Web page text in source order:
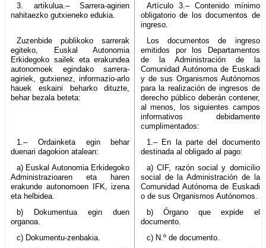
3. artikulua.– Sarrera-agirien
nahitaezko gutxieneko edukia.
Artículo 3.– Contenido mínimo
obligatorio de los documentos de
ingreso.
Zuzenbide publikoko sarrerak
egiteko, Euskal Autonomia
Erkidegoko sailek eta erakundea
autonomoek egindako sarrera-
agiriek, gutxienez, informazio-arlo
hauek eskaini beharko dituzte,
behar bezala beteta:
Los documentos de ingreso
emitidos por los Departamentos
de la Administración de la
Comunidad Autónoma de Euskadi
y de sus Organismos Autónomos
para la realización de ingresos de
derecho público deberán contener,
al menos, los siguientes campos
informativos debidamente
cumplimentados:
1.– Ordainketa egin behar
duenari dagokion atalean:
1.– En la parte del documento
destinada al obligado al pago:
a) Euskal Autonomia Erkidegoko
Administrazioaren eta haren
erakunde autonomoen IFK, izena
eta helbidea.
a) CIF, razón social y domicilio
social de la Administración de la
Comunidad Autónoma de Euskadi
o de sus Organismos Autónomos.
b) Dokumentua egin duen
organoa.
b) Órgano que expide el
documento.
c) Dokumentu-zenbakia.
c) N.º de documento.